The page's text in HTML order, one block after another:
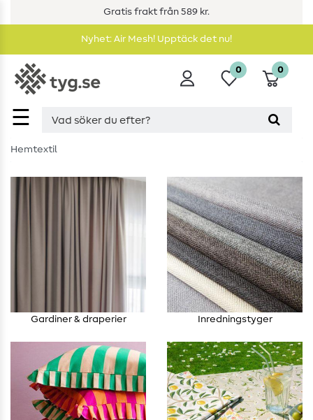
Gratis frakt från 589 kr.
Nyhet: Air Mesh! Upptäck det nu!
☰
0 0
Hemtextil
Gardiner & draperier Inredningstyger